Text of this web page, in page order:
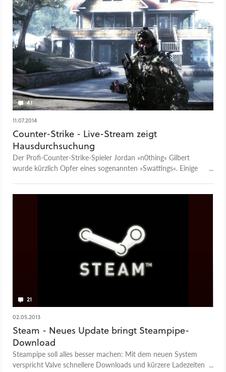
41
11.07.2014
Counter-Strike - Live-Stream zeigt
Hausdurchsuchung
Der Profi-Counter-Strike-Spieler Jordan »n0thing« Gilbert
wurde kürzlich Opfer eines sogenannten »Swattings«. Einige
21
02.05.2013
Steam - Neues Update bringt Steampipe-
Download
Steampipe soll alles besser machen: Mit dem neuen System
verspricht Valve schnellere Downloads und kürzere Ladezeiten